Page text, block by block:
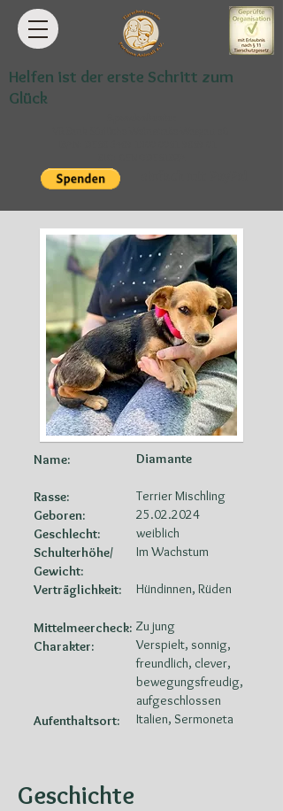
Helfen ist der erste Schritt zum
Glück
Name:
Rasse:
Geboren:
Geschlecht:
Schulterhöhe/
Gewicht:
Verträglichkeit:
Mittelmeercheck:
Charakter:
Aufenthaltsort:
Diamante
Terrier Mischling
25.02.2024
weiblich
Im Wachstum
Hündinnen, Rüden
Zu jung
Verspielt, sonnig,
freundlich, clever,
bewegungsfreudig,
aufgeschlossen
Italien, Sermoneta
Geschichte